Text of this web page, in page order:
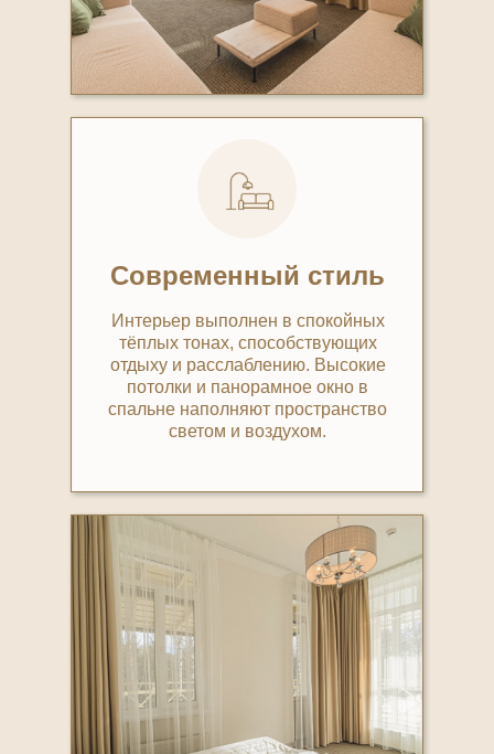
Современный стиль
Интерьер выполнен в спокойных
тёплых тонах, способствующих
отдыху и расслаблению. Высокие
потолки и панорамное окно в
спальне наполняют пространство
светом и воздухом.